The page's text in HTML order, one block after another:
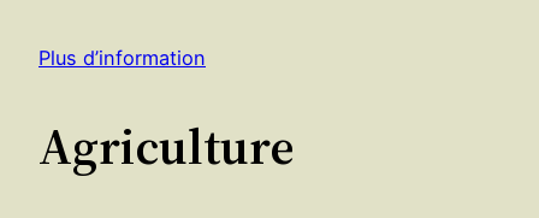
Plus d’information
Agriculture